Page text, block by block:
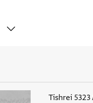
Tishrei 5323